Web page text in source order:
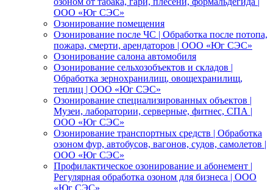
ООО «Юг СЭС»
Озонирование помещения
Озонирование после ЧС | Обработка после потопа,
пожара, смерти, арендаторов | ООО «Юг СЭС»
Озонирование салона автомобиля
Озонирование сельхозобъектов и складов |
Обработка зернохранилищ, овощехранилищ,
теплиц | ООО «Юг СЭС»
Озонирование специализированных объектов |
Музеи, лаборатории, серверные, фитнес, СПА |
ООО «Юг СЭС»
Озонирование транспортных средств | Обработка
озоном фур, автобусов, вагонов, судов, самолетов |
ООО «Юг СЭС»
Профилактическое озонирование и абонемент |
Регулярная обработка озоном для бизнеса | ООО
«Юг СЭС»